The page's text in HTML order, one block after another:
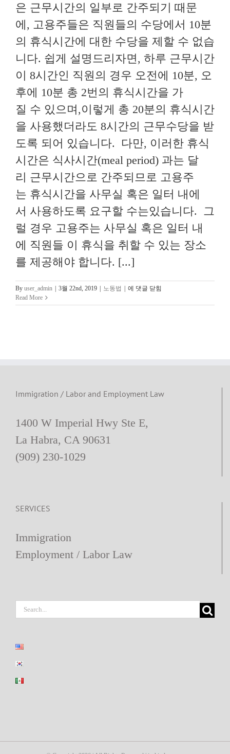
은 근무시간의 일부로 간주되기 때문
에, 고용주들은 직원들의 수당에서 10분
의 휴식시간에 대한 수당을 제할 수 없습
니다. 쉽게 설명드리자면, 하루 근무시간
이 8시간인 직원의 경우 오전에 10분, 오
후에 10분 총 2번의 휴식시간을 가
질 수 있으며,이렇게 총 20분의 휴식시간
을 사용했더라도 8시간의 근무수당을 받
도록 되어 있습니다. 다만, 이러한 휴식
시간은 식사시간(meal period) 과는 달
리 근무시간으로 간주되므로 고용주
는 휴식시간을 사무실 혹은 일터 내에
서 사용하도록 요구할 수는있습니다. 그
럴 경우 고용주는 사무실 혹은 일터 내
에 직원들 이 휴식을 취할 수 있는 장소
를 제공해야 합니다. [...]
By user_admin | 3월 22nd, 2019 | 노동법 | [OC
동
간
에 댓글 닫힘
Read More
Immigration / Labor and Employment Law
1400 W Imperial Hwy Ste E,
La Habra, CA 90631
(909) 230-1029
SERVICES
Immigration
Employment / Labor Law
Search